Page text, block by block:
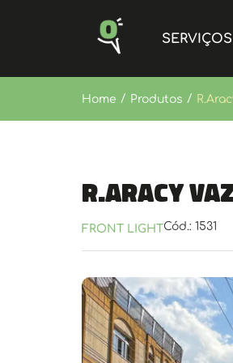
SERVIÇOS
Home / Produtos /
R.Aracy
FRONT LIGHTCód.: 1531